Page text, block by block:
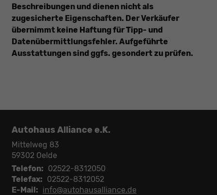
Beschreibungen und dienen nicht als
zugesicherte Eigenschaften. Der Verkäufer
übernimmt keine Haftung für Tipp- und
Datenübermittlungsfehler. Aufgeführte
Ausstattungen sind ggfs. gesondert zu prüfen.
Autohaus Alliance e.K.
Mittelweg 83
59302 Oelde
Telefon: 02522-8312050
Telefax: 02522-8312052
E-Mail: info@autohausalliance.de